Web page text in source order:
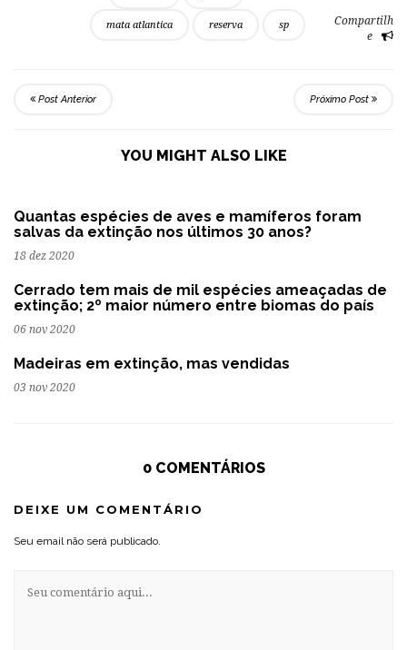
mata atlantica reserva sp
Compartilh
e
Post Anterior Próximo Post
YOU MIGHT ALSO LIKE
Quantas espécies de aves e mamíferos foram
salvas da extinção nos últimos 30 anos?
18 dez 2020
Cerrado tem mais de mil espécies ameaçadas de
extinção; 2º maior número entre biomas do país
06 nov 2020
Madeiras em extinção, mas vendidas
03 nov 2020
0 COMENTÁRIOS
DEIXE UM COMENTÁRIO
Seu email não será publicado.